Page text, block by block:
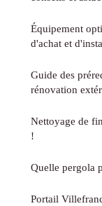
Équipement
d'achat et
Guide des
rénovation
Nettoyage de
!
Quelle pergola
Portail